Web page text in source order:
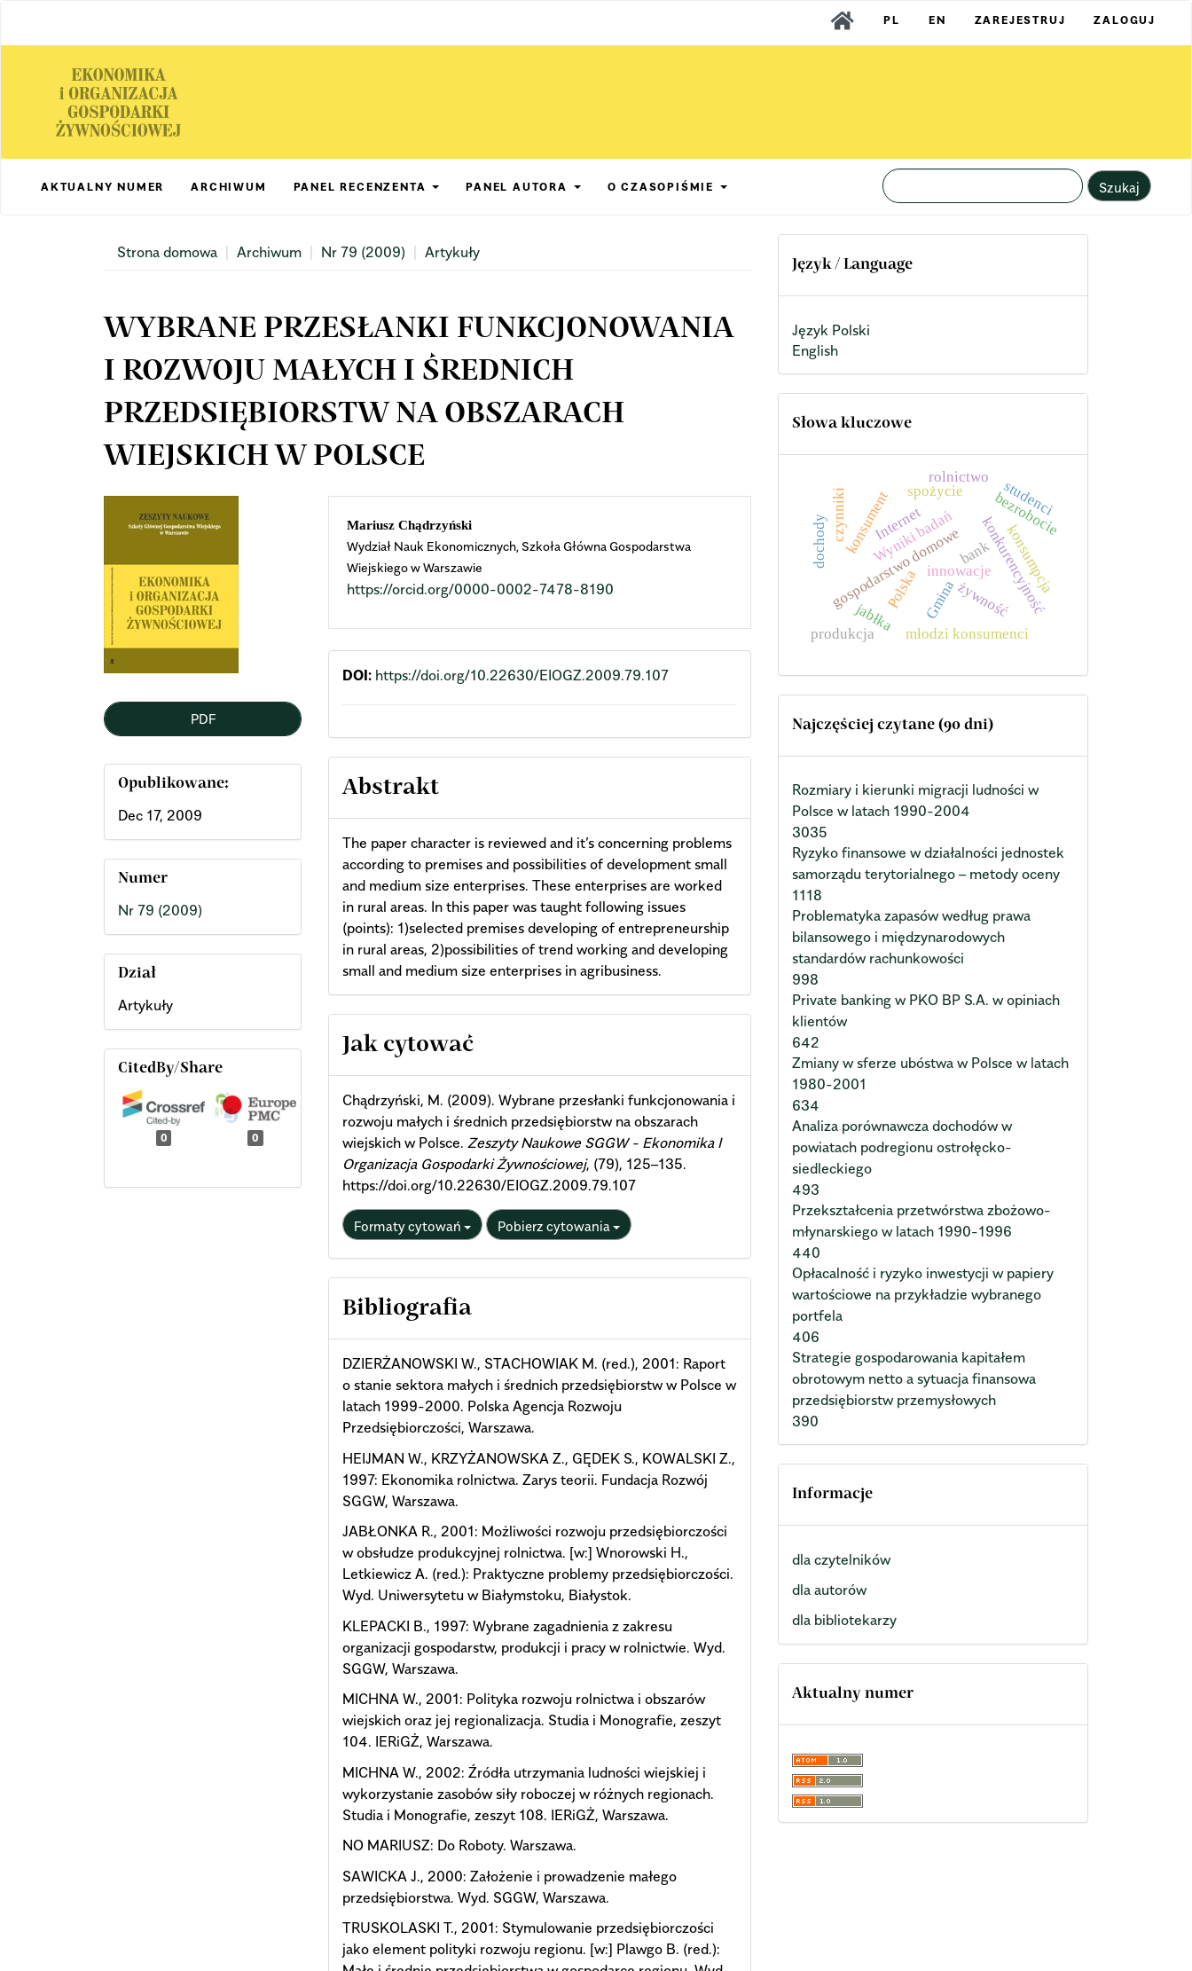
Content
Sidebar
PL EN ZAREJESTRUJ ZALOGUJ
AKTUALNY NUMER ARCHIWUM PANEL RECENZENTA PANEL AUTORA O CZASOPIŚMIE Szukaj
Strona domowa Archiwum Nr 79 (2009) Artykuły
WYBRANE PRZESŁANKI FUNKCJONOWANIA
I ROZWOJU MAŁYCH I ŚREDNICH
PRZEDSIĘBIORSTW NA OBSZARACH
WIEJSKICH W POLSCE
Article
Sidebar
PDF
Opublikowane:
Dec 17, 2009
Numer
Nr 79 (2009)
Dział
Artykuły
CitedBy/Share
0 0
Main
Article
Content
Mariusz Chądrzyński
Wydział Nauk Ekonomicznych, Szkoła Główna Gospodarstwa
Wiejskiego w Warszawie
https://orcid.org/0000-0002-7478-8190
DOI: https://doi.org/10.22630/EIOGZ.2009.79.107
Abstrakt
The paper character is reviewed and it’s concerning problems
according to premises and possibilities of development small
and medium size enterprises. These enterprises are worked
in rural areas. In this paper was taught following issues
(points): 1)selected premises developing of entrepreneurship
in rural areas, 2)possibilities of trend working and developing
small and medium size enterprises in agribusiness.
Article
Details
Jak cytować
Chądrzyński, M. (2009). Wybrane przesłanki funkcjonowania i
rozwoju małych i średnich przedsiębiorstw na obszarach
wiejskich w Polsce.Zeszyty Naukowe SGGW - Ekonomika I
Organizacja Gospodarki Żywnościowej, (79), 125–135.
https://doi.org/10.22630/EIOGZ.2009.79.107
Formaty cytowań Pobierz cytowania
Bibliografia
DZIERŻANOWSKI W., STACHOWIAK M. (red.), 2001: Raport
o stanie sektora małych i średnich przedsiębiorstw w Polsce w
latach 1999-2000. Polska Agencja Rozwoju
Przedsiębiorczości, Warszawa.
HEIJMAN W., KRZYŻANOWSKA Z., GĘDEK S., KOWALSKI Z.,
1997: Ekonomika rolnictwa. Zarys teorii. Fundacja Rozwój
SGGW, Warszawa.
JABŁONKA R., 2001: Możliwości rozwoju przedsiębiorczości
w obsłudze produkcyjnej rolnictwa. [w:] Wnorowski H.,
Letkiewicz A. (red.): Praktyczne problemy przedsiębiorczości.
Wyd. Uniwersytetu w Białymstoku, Białystok.
KLEPACKI B., 1997: Wybrane zagadnienia z zakresu
organizacji gospodarstw, produkcji i pracy w rolnictwie. Wyd.
SGGW, Warszawa.
MICHNA W., 2001: Polityka rozwoju rolnictwa i obszarów
wiejskich oraz jej regionalizacja. Studia i Monografie, zeszyt
104. IERiGŻ, Warszawa.
MICHNA W., 2002: Źródła utrzymania ludności wiejskiej i
wykorzystanie zasobów siły roboczej w różnych regionach.
Studia i Monografie, zeszyt 108. IERiGŻ, Warszawa.
NO MARIUSZ: Do Roboty. Warszawa.
SAWICKA J., 2000: Założenie i prowadzenie małego
przedsiębiorstwa. Wyd. SGGW, Warszawa.
TRUSKOLASKI T., 2001: Stymulowanie przedsiębiorczości
jako element polityki rozwoju regionu. [w:] Plawgo B. (red.):
Język / Language
Język Polski
English
Słowa kluczowe
konsumentWyniki badań
gospodarstwo domowekonkurencyjność
innowacje
spożycie
rolnictwo
Polska konsumpcja
Gmina
czynniki Internet
żywność
jabłka
produkcja
dochody
młodzi konsumenci
bezrobocie
bank
studenci
Najczęściej czytane (90 dni)
Rozmiary i kierunki migracji ludności w
Polsce w latach 1990-2004
3035
Ryzyko finansowe w działalności jednostek
samorządu terytorialnego – metody oceny
1118
Problematyka zapasów według prawa
bilansowego i międzynarodowych
standardów rachunkowości
998
Private banking w PKO BP S.A. w opiniach
klientów
642
Zmiany w sferze ubóstwa w Polsce w latach
1980-2001
634
Analiza porównawcza dochodów w
powiatach podregionu ostrołęcko-
siedleckiego
493
Przekształcenia przetwórstwa zbożowo-
młynarskiego w latach 1990-1996
440
Opłacalność i ryzyko inwestycji w papiery
wartościowe na przykładzie wybranego
portfela
406
Strategie gospodarowania kapitałem
obrotowym netto a sytuacja finansowa
przedsiębiorstw przemysłowych
390
Informacje
dla czytelników
dla autorów
dla bibliotekarzy
Aktualny numer